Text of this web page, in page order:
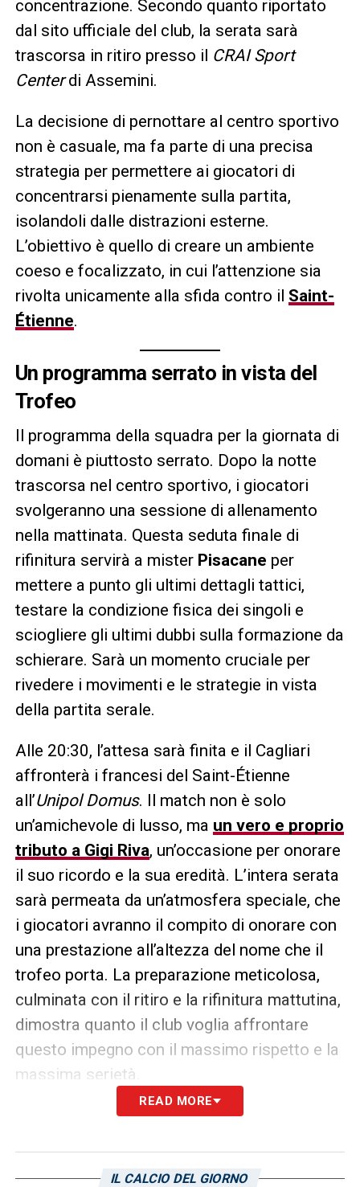
concentrazione. Secondo quanto riportato
dal sito ufficiale del club, la serata sarà
trascorsa in ritiro presso il CRAI Sport
Centerdi Assemini.
La decisione di pernottare al centro sportivo
non è casuale, ma fa parte di una precisa
strategia per permettere ai giocatori di
concentrarsi pienamente sulla partita,
isolandoli dalle distrazioni esterne.
L’obiettivo è quello di creare un ambiente
coeso e focalizzato, in cui l’attenzione sia
rivolta unicamente alla sfida contro il Saint-
Étienne.
Un programma serrato in vista del
Trofeo
Il programma della squadra per la giornata di
domani è piuttosto serrato. Dopo la notte
trascorsa nel centro sportivo, i giocatori
svolgeranno una sessione di allenamento
nella mattinata. Questa seduta finale di
rifinitura servirà a mister Pisacane per
mettere a punto gli ultimi dettagli tattici,
testare la condizione fisica dei singoli e
sciogliere gli ultimi dubbi sulla formazione da
schierare. Sarà un momento cruciale per
rivedere i movimenti e le strategie in vista
della partita serale.
Alle 20:30, l’attesa sarà finita e il Cagliari
affronterà i francesi del Saint-Étienne
all’Unipol Domus. Il match non è solo
un’amichevole di lusso, ma un vero e proprio
tributo a Gigi Riva, un’occasione per onorare
il suo ricordo e la sua eredità. L’intera serata
sarà permeata da un’atmosfera speciale, che
i giocatori avranno il compito di onorare con
una prestazione all’altezza del nome che il
trofeo porta. La preparazione meticolosa,
culminata con il ritiro e la rifinitura mattutina,
dimostra quanto il club voglia affrontare
questo impegno con il massimo rispetto e la
massima serietà.
READ MORE
IL CALCIO DEL GIORNO